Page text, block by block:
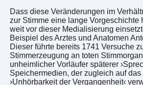
Dass diese Veränderungen im
zur Stimme eine lange Vorgeschichte
weit vor dieser Medialisierung
Beispiel des Arztes und Anatomen
Dieser führte bereits 1741 Versuche
Stimmerzeugung an toten
unheimlicher Vorläufer späterer
Speichermedien, der zugleich auf
›Unhörbarkeit der Vergangenheit‹